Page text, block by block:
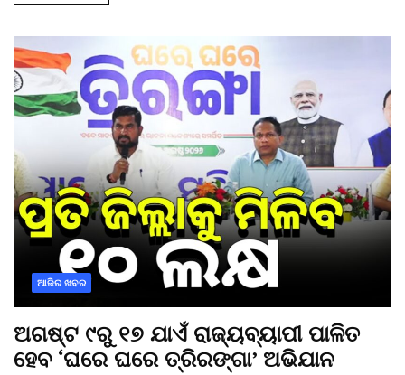
ଆଜିର ଖବର
ଅଗଷ୍ଟ ୯ରୁ ୧୭ ଯାଏଁ ରାଜ୍ୟବ୍ୟାପୀ ପାଳିତ
ହେବ ‘ଘରେ ଘରେ ତ୍ରିରଙ୍ଗା’ ଅଭିଯାନ